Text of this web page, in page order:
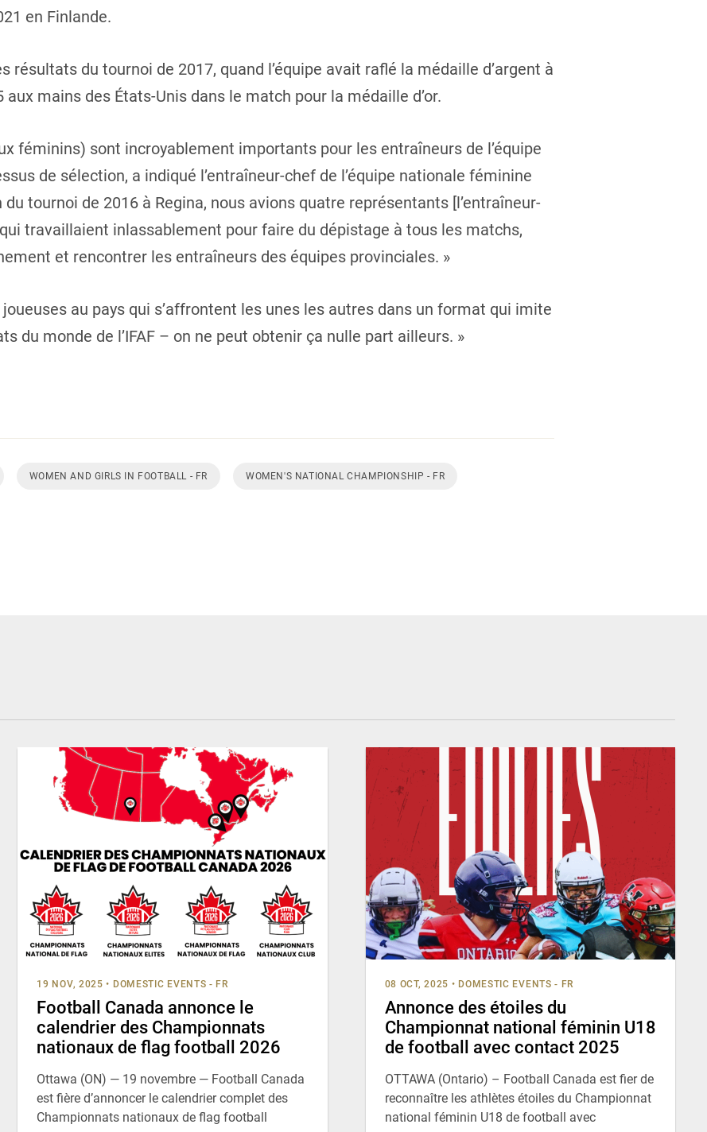
en Finlande.
résultats du tournoi de 2017, quand l’équipe avait raflé la médaille d’argent à
aux mains des États-Unis dans le match pour la médaille d’or.
féminins) sont incroyablement importants pour les entraîneurs de l’équipe
de sélection, a indiqué l’entraîneur-chef de l’équipe nationale féminine
du tournoi de 2016 à Regina, nous avions quatre représentants [l’entraîneur-
travaillaient inlassablement pour faire du dépistage à tous les matchs,
et rencontrer les entraîneurs des équipes provinciales. »
au pays qui s’affrontent les unes les autres dans un format qui imite
du monde de l’IFAF – on ne peut obtenir ça nulle part ailleurs. »
WOMEN AND GIRLS IN FOOTBALL - FR WOMEN'S NATIONAL CHAMPIONSHIP - FR
19 NOV, 2025 • DOMESTIC EVENTS - FR
Football Canada annonce le
calendrier des Championnats
nationaux de flag football 2026
Ottawa (ON) — 19 novembre — Football Canada
est fière d’annoncer le calendrier complet des
Championnats nationaux de flag football
08 OCT, 2025 • DOMESTIC EVENTS - FR
Annonce des étoiles du
Championnat national féminin U18
de football avec contact 2025
OTTAWA (Ontario) – Football Canada est fier de
reconnaître les athlètes étoiles du Championnat
national féminin U18 de football avec